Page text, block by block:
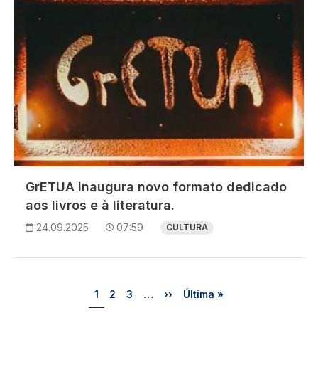
GrETUA inaugura novo formato dedicado
aos livros e à literatura.
24.09.2025 07:59 CULTURA
Página
1 Página
2 Página
3 … Próxima página
›› Última página
Última »